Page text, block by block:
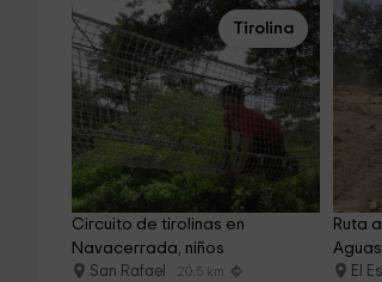
Tirolina
Circuito de tirolinas en
Navacerrada, niños
San Rafael 20.5 km
Ruta
El